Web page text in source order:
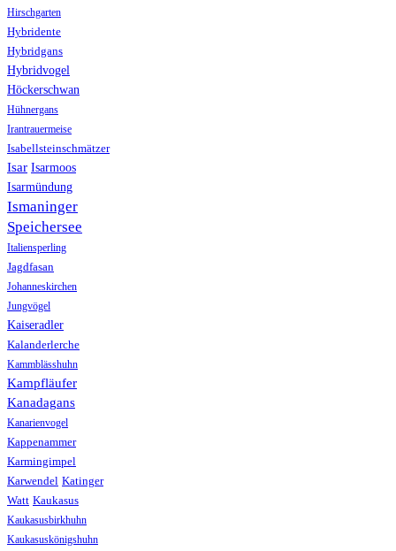
Hirschgarten
Hybridente
Hybridgans
Hybridvogel
Höckerschwan
Hühnergans
Irantrauermeise
Isabellsteinschmätzer
Isar Isarmoos
Isarmündung
Ismaninger
Speichersee
Italiensperling
Jagdfasan
Johanneskirchen
Jungvögel
Kaiseradler
Kalanderlerche
Kammblässhuhn
Kampfläufer
Kanadagans
Kanarienvogel
Kappenammer
Karmingimpel
Karwendel Katinger
Watt Kaukasus
Kaukasusbirkhuhn
Kaukasuskönigshuhn